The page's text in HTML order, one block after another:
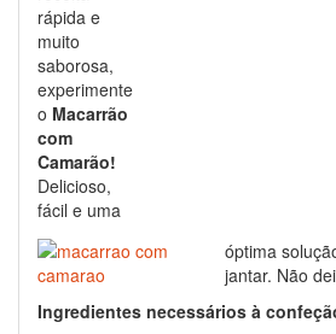
rápida e
muito
saborosa,
experimente
o Macarrão
com
Camarão!
Delicioso,
fácil e uma
óptima
jantar. Não
Ingredientes necessários à